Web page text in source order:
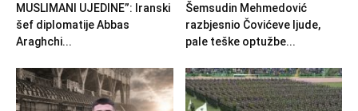
MUSLIMANI UJEDINE”: Iranski
šef diplomatije Abbas
Araghchi...
Šemsudin Mehmedović
razbjesnio Čovićeve ljude,
pale teške optužbe...